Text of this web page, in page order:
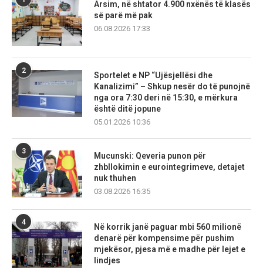
Arsim, në shtator 4.900 nxënës të klasës
së parë më pak
06.08.2026 17:33
2
Sportelet e NP “Ujësjellësi dhe
Kanalizimi” – Shkup nesër do të punojnë
nga ora 7:30 deri në 15:30, e mërkura
është ditë jopune
05.01.2026 10:36
3
Mucunski: Qeveria punon për
zhbllokimin e eurointegrimeve, detajet
nuk thuhen
03.08.2026 16:35
4
Në korrik janë paguar mbi 560 milionë
denarë për kompensime për pushim
mjekësor, pjesa më e madhe për lejet e
lindjes